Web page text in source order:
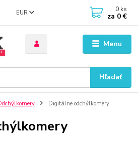
Menu
EUR
Hľadať
0 ks
za 0 €
Digitálne odchýlkomery